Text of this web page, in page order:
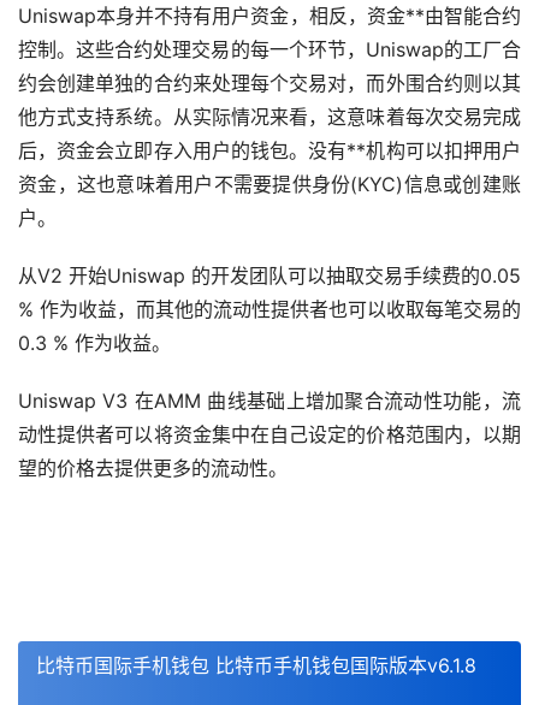
Uniswap本身并不持有用户资金，相反，资金**由智能合约
控制。这些合约处理交易的每一个环节，Uniswap的工厂合
约会创建单独的合约来处理每个交易对，而外围合约则以其
他方式支持系统。从实际情况来看，这意味着每次交易完成
后，资金会立即存入用户的钱包。没有**机构可以扣押用户
资金，这也意味着用户不需要提供身份(KYC)信息或创建账
户。
从V2 开始Uniswap 的开发团队可以抽取交易手续费的0.05
% 作为收益，而其他的流动性提供者也可以收取每笔交易的
0.3 % 作为收益。
Uniswap V3 在AMM 曲线基础上增加聚合流动性功能，流
动性提供者可以将资金集中在自己设定的价格范围内，以期
望的价格去提供更多的流动性。
比特币国际手机钱包 比特币手机钱包国际版本v6.1.8